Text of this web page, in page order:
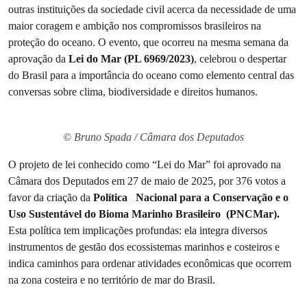
outras instituições da sociedade civil acerca da necessidade de uma
maior coragem e ambição nos compromissos brasileiros na
proteção do oceano. O evento, que ocorreu na mesma semana da
aprovação da Lei do Mar (PL 6969/2023), celebrou o despertar
do Brasil para a importância do oceano como elemento central das
conversas sobre clima, biodiversidade e direitos humanos.
© Bruno Spada / Câmara dos Deputados
O projeto de lei conhecido como “Lei do Mar” foi aprovado na
Câmara dos Deputados em 27 de maio de 2025, por 376 votos a
favor da criação da Política Nacional para a Conservação e o
Uso Sustentável do Bioma Marinho Brasileiro (PNCMar).
Esta política tem implicações profundas: ela integra diversos
instrumentos de gestão dos ecossistemas marinhos e costeiros e
indica caminhos para ordenar atividades econômicas que ocorrem
na zona costeira e no território de mar do Brasil.